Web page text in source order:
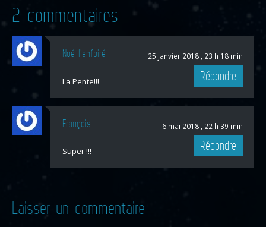
2 commentaires
Noé l'enfoiré 25 janvier 2018 , 23 h 18 min
La Pente!!! Répondre
François 6 mai 2018 , 22 h 39 min
Super !!! Répondre
Laisser un commentaire